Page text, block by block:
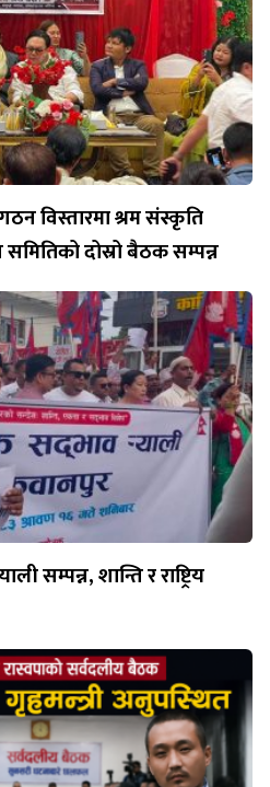
विस्तारमा श्रम संस्कृति
समितिको दोस्रो बैठक सम्पन्न
सम्पन्न, शान्ति र राष्ट्रिय